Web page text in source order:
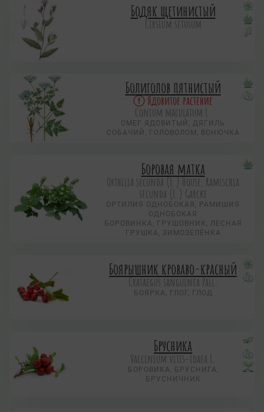
Бодяк щетинистый
Cirsium setosum
Болиголов пятнистый
Ядовитое растение
Conium maculatum L.
ОМЕГ ЯДОВИТЫЙ, ДЯГИЛЬ
СОБАЧИЙ, ГОЛОВОЛОМ, ВОНЮЧКА
Боровая матка
Orthilia secunda (L.) House, Ramischia
secunda (L.) Garсke
ОРТИЛИЯ ОДНОБОКАЯ, РАМИШИЯ
ОДНОБОКАЯ
БОРОВИНКА, ГРУШОВНИК, ЛЕСНАЯ
ГРУШКА, ЗИМОЗЕЛЁНКА
Боярышник кроваво-красный
Crataegus sanguinea Pall.
БОЯРКА, ГЛОГ, ГЛОД
Брусника
Vaccinium vitis-idaea L.
БОРОВИКА, БРУСНИГА,
БРУСНИЧНИК